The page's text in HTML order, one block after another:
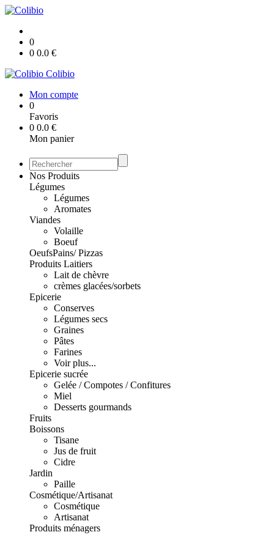
0
0 0.0 €
Colibio
Mon compte
0
Favoris
0 0.0 €
Mon panier
Nos Produits
Légumes
Légumes
Aromates
Viandes
Volaille
Boeuf
OeufsPains/ Pizzas
Produits Laitiers
Lait de chèvre
crèmes glacées/sorbets
Epicerie
Conserves
Légumes secs
Graines
Pâtes
Farines
Voir plus...
Epicerie sucrée
Gelée / Compotes / Confitures
Miel
Desserts gourmands
Fruits
Boissons
Tisane
Jus de fruit
Cidre
Jardin
Paille
Cosmétique/Artisanat
Cosmétique
Artisanat
Produits ménagers